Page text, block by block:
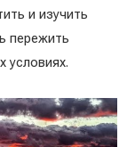
и изучить
пережить
условиях.